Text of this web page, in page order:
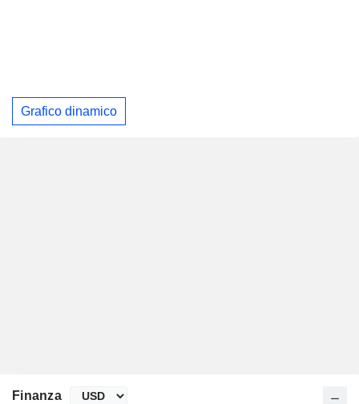
Grafico dinamico
Finanza